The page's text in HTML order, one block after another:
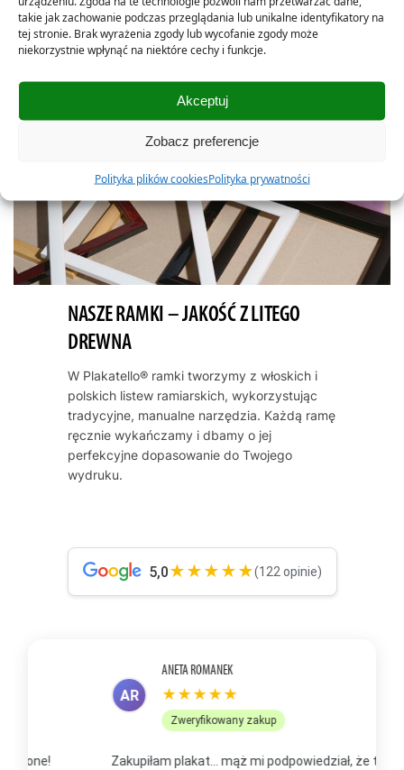
takie jak zachowanie podczas przeglądania lub unikalne identyfikatory na
tej stronie. Brak wyrażenia zgody lub wycofanie zgody może
niekorzystnie wpłynąć na niektóre cechy i funkcje.
Akceptuj
Zobacz preferencje
Polityka plików cookiesPolityka prywatności
NASZE RAMKI – JAKOŚĆ Z LITEGO
DREWNA
W Plakatello® ramki tworzymy z włoskich i
polskich listew ramiarskich, wykorzystując
tradycyjne, manualne narzędzia. Każdą ramę
ręcznie wykańczamy i dbamy o jej
perfekcyjne dopasowanie do Twojego
wydruku.
5,0★★★★★(122 opinie)
ANETA ROMANEK
★★★★★
Zweryfikowany zakup
Zakupiłam plakat... mąż mi podpowiedział, że to